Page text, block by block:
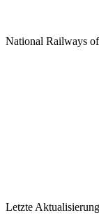
National Railways
Letzte